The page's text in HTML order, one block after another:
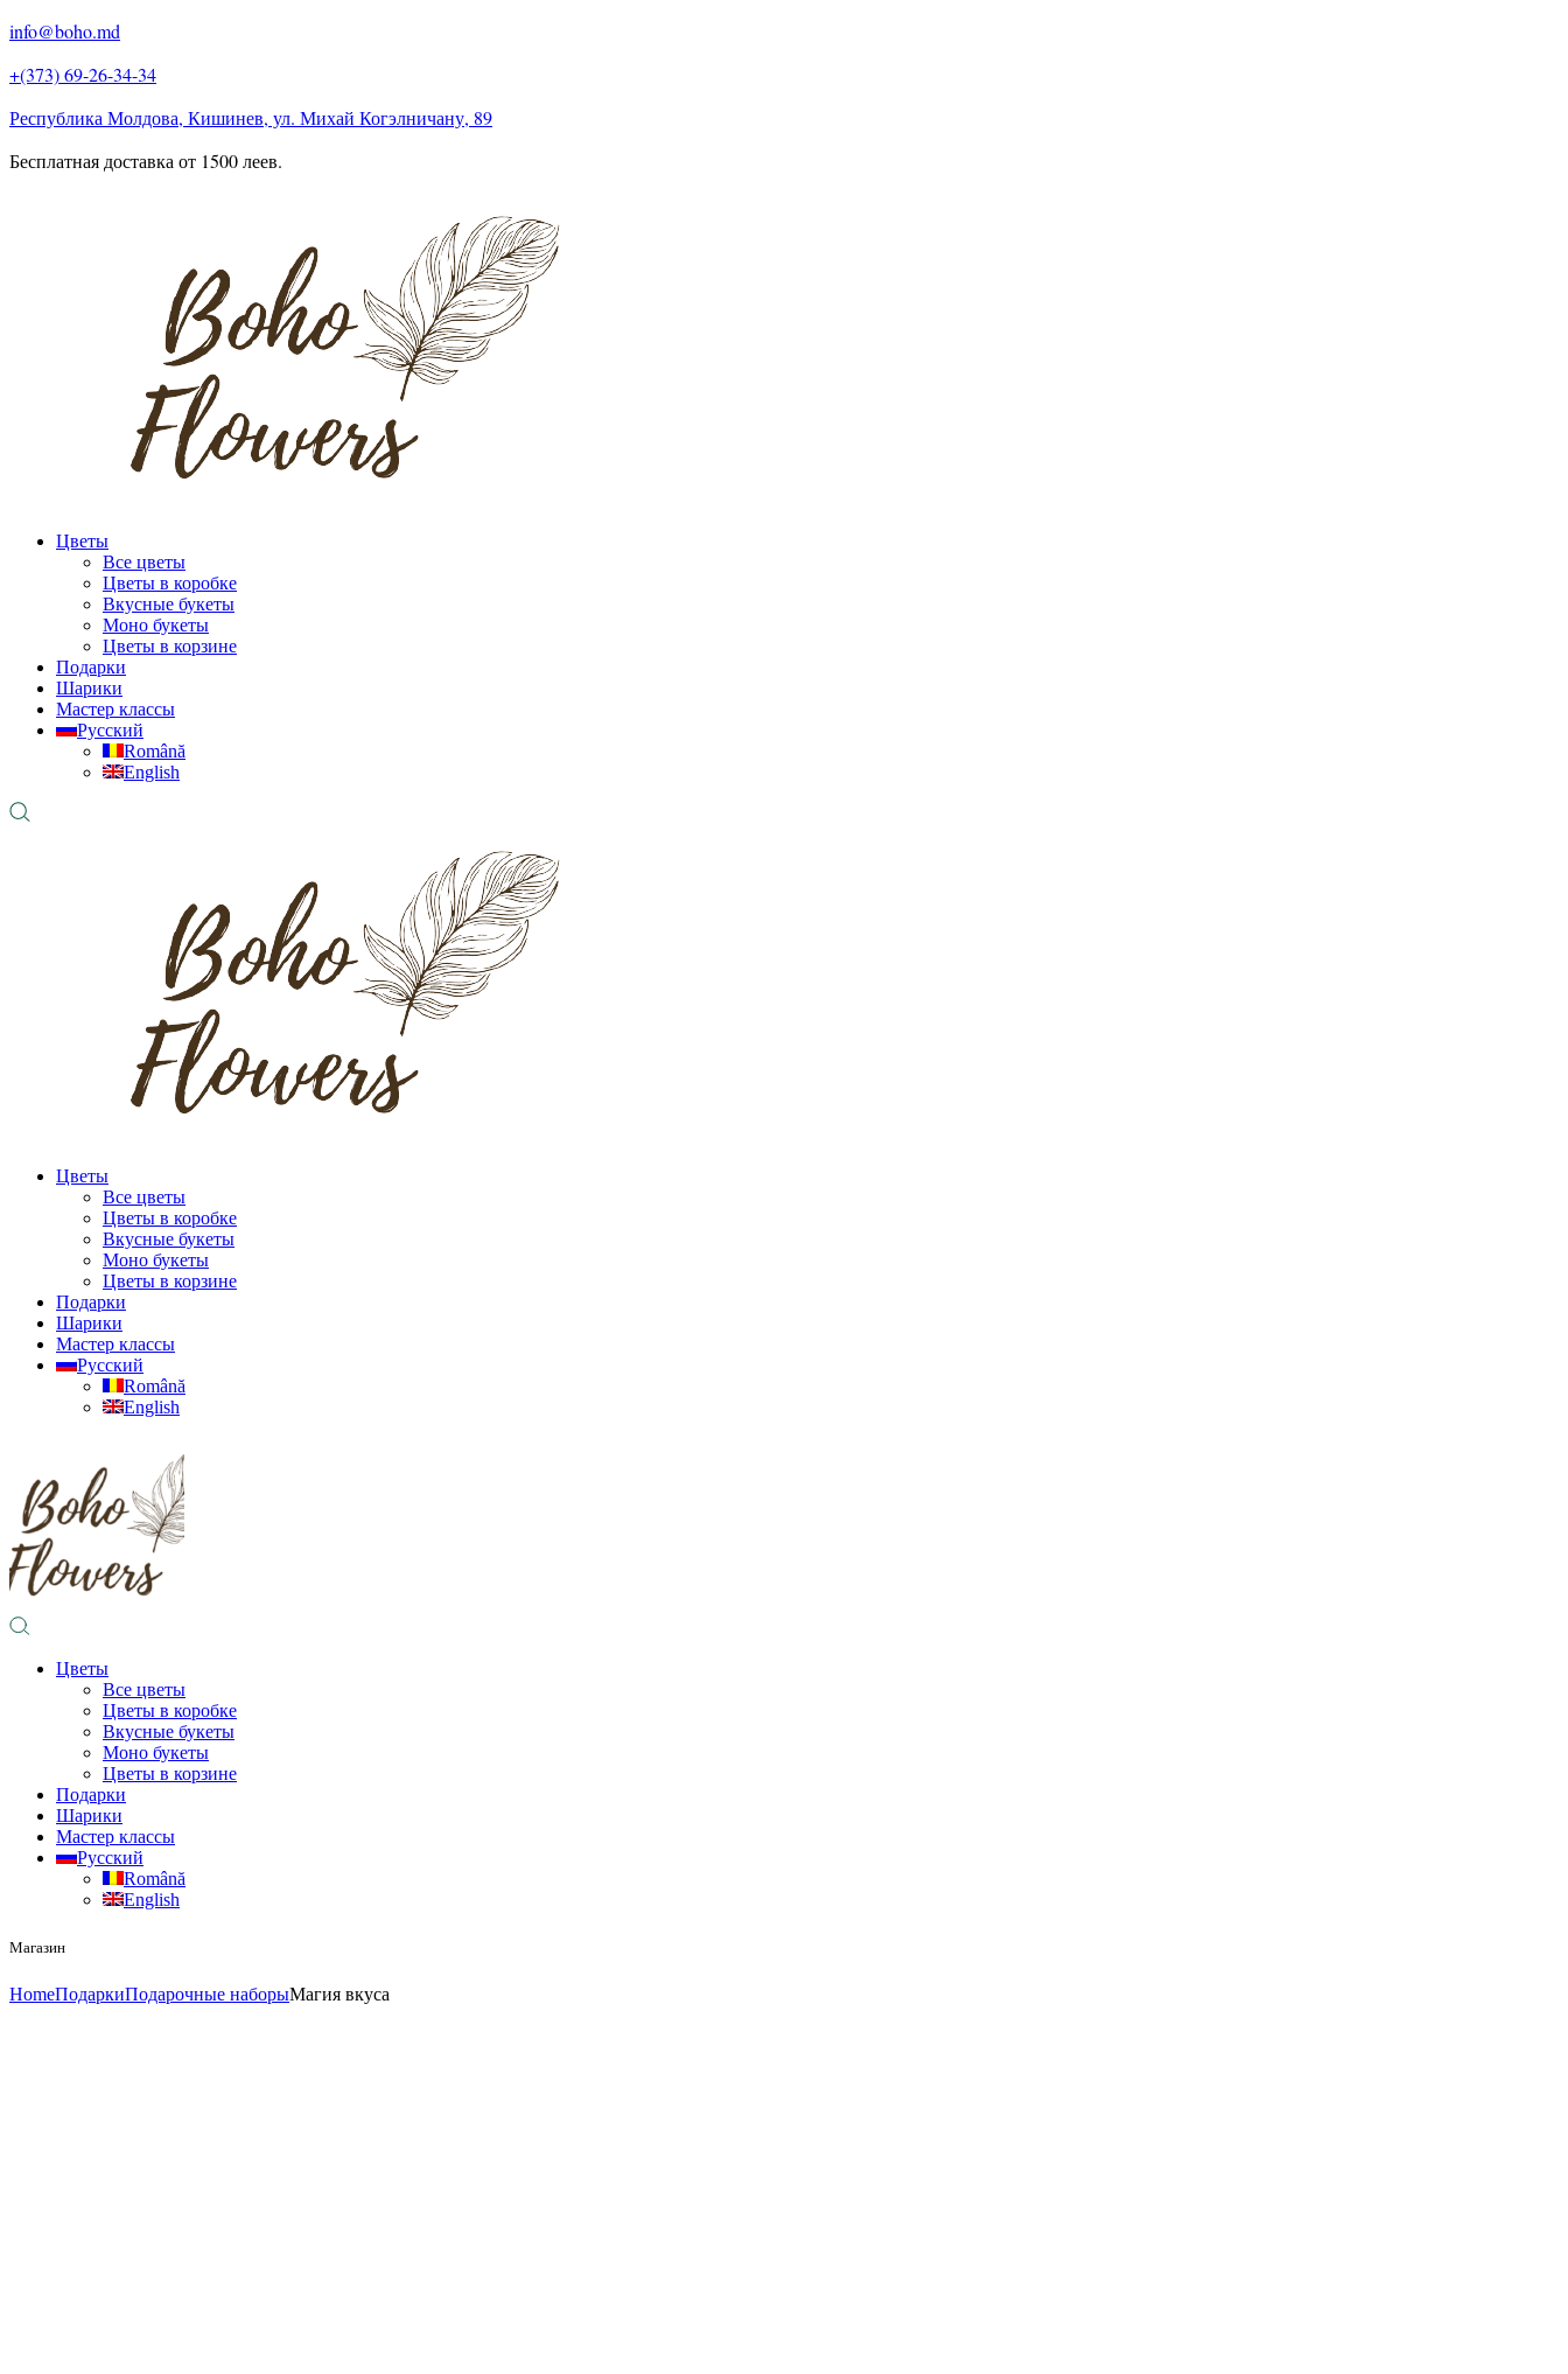
info@boho.md
+(373) 69-26-34-34
Республика Молдова, Кишинев, ул. Михай Когэлничану, 89
Бесплатная доставка от 1500 леев.
Цветы
Все цветы
Цветы в коробке
Вкусные букеты
Моно букеты
Цветы в корзине
Подарки
Шарики
Мастер классы
Русский
Română
English
Цветы
Все цветы
Цветы в коробке
Вкусные букеты
Моно букеты
Цветы в корзине
Подарки
Шарики
Мастер классы
Русский
Română
English
Цветы
Все цветы
Цветы в коробке
Вкусные букеты
Моно букеты
Цветы в корзине
Подарки
Шарики
Мастер классы
Русский
Română
English
Магазин
HomeПодаркиПодарочные наборыМагия вкуса